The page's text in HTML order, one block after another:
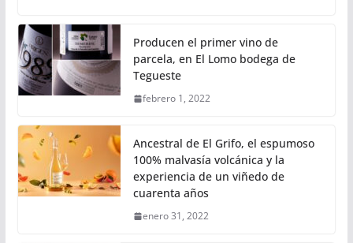
Producen el primer vino de
parcela, en El Lomo bodega de
Tegueste
febrero 1, 2022
Ancestral de El Grifo, el espumoso
100% malvasía volcánica y la
experiencia de un viñedo de
cuarenta años
enero 31, 2022